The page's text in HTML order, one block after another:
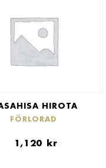
HIROTA
FÖRLORAD
1,120 kr